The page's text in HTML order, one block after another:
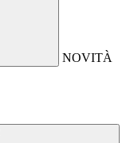
NOVITÀ